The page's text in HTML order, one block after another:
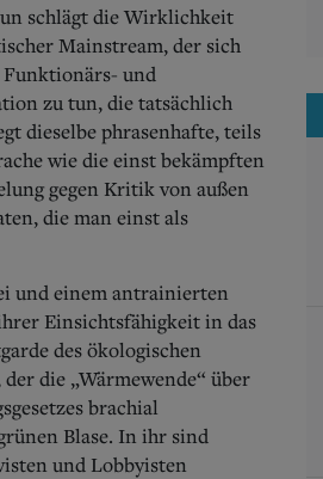
schlägt die Wirklichkeit
Mainstream, der sich
Funktionärs- und
zu tun, die tatsächlich
dieselbe phrasenhafte, teils
wie die einst bekämpften
gegen Kritik von außen
die man einst als
und einem antrainierten
Einsichtsfähigkeit in das
des ökologischen
die „Wärmewende“ über
brachial
Blase. In ihr sind
und Lobbyisten